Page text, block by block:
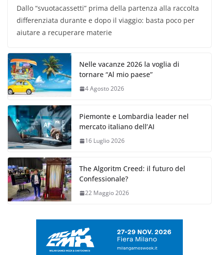
Dallo “svuotacassetti” prima della partenza alla raccolta
differenziata durante e dopo il viaggio: basta poco per
aiutare a recuperare materie
Nelle vacanze 2026 la voglia di
tornare “Al mio paese”
4 Agosto 2026
Piemonte e Lombardia leader nel
mercato italiano dell’AI
16 Luglio 2026
The Algoritm Creed: il futuro del
Confessionale?
22 Maggio 2026